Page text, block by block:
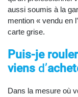
aussi soumis à la
mention « vendu en
carte grise.
Puis-je rouler
viens d’
Dans la mesure où